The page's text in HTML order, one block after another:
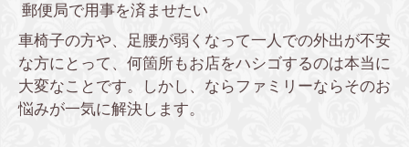
郵便局で用事を済ませたい
車椅子の方や、足腰が弱くなって一人での外出が不安
な方にとって、何箇所もお店をハシゴするのは本当に
大変なことです。しかし、ならファミリーならそのお
悩みが一気に解決します。